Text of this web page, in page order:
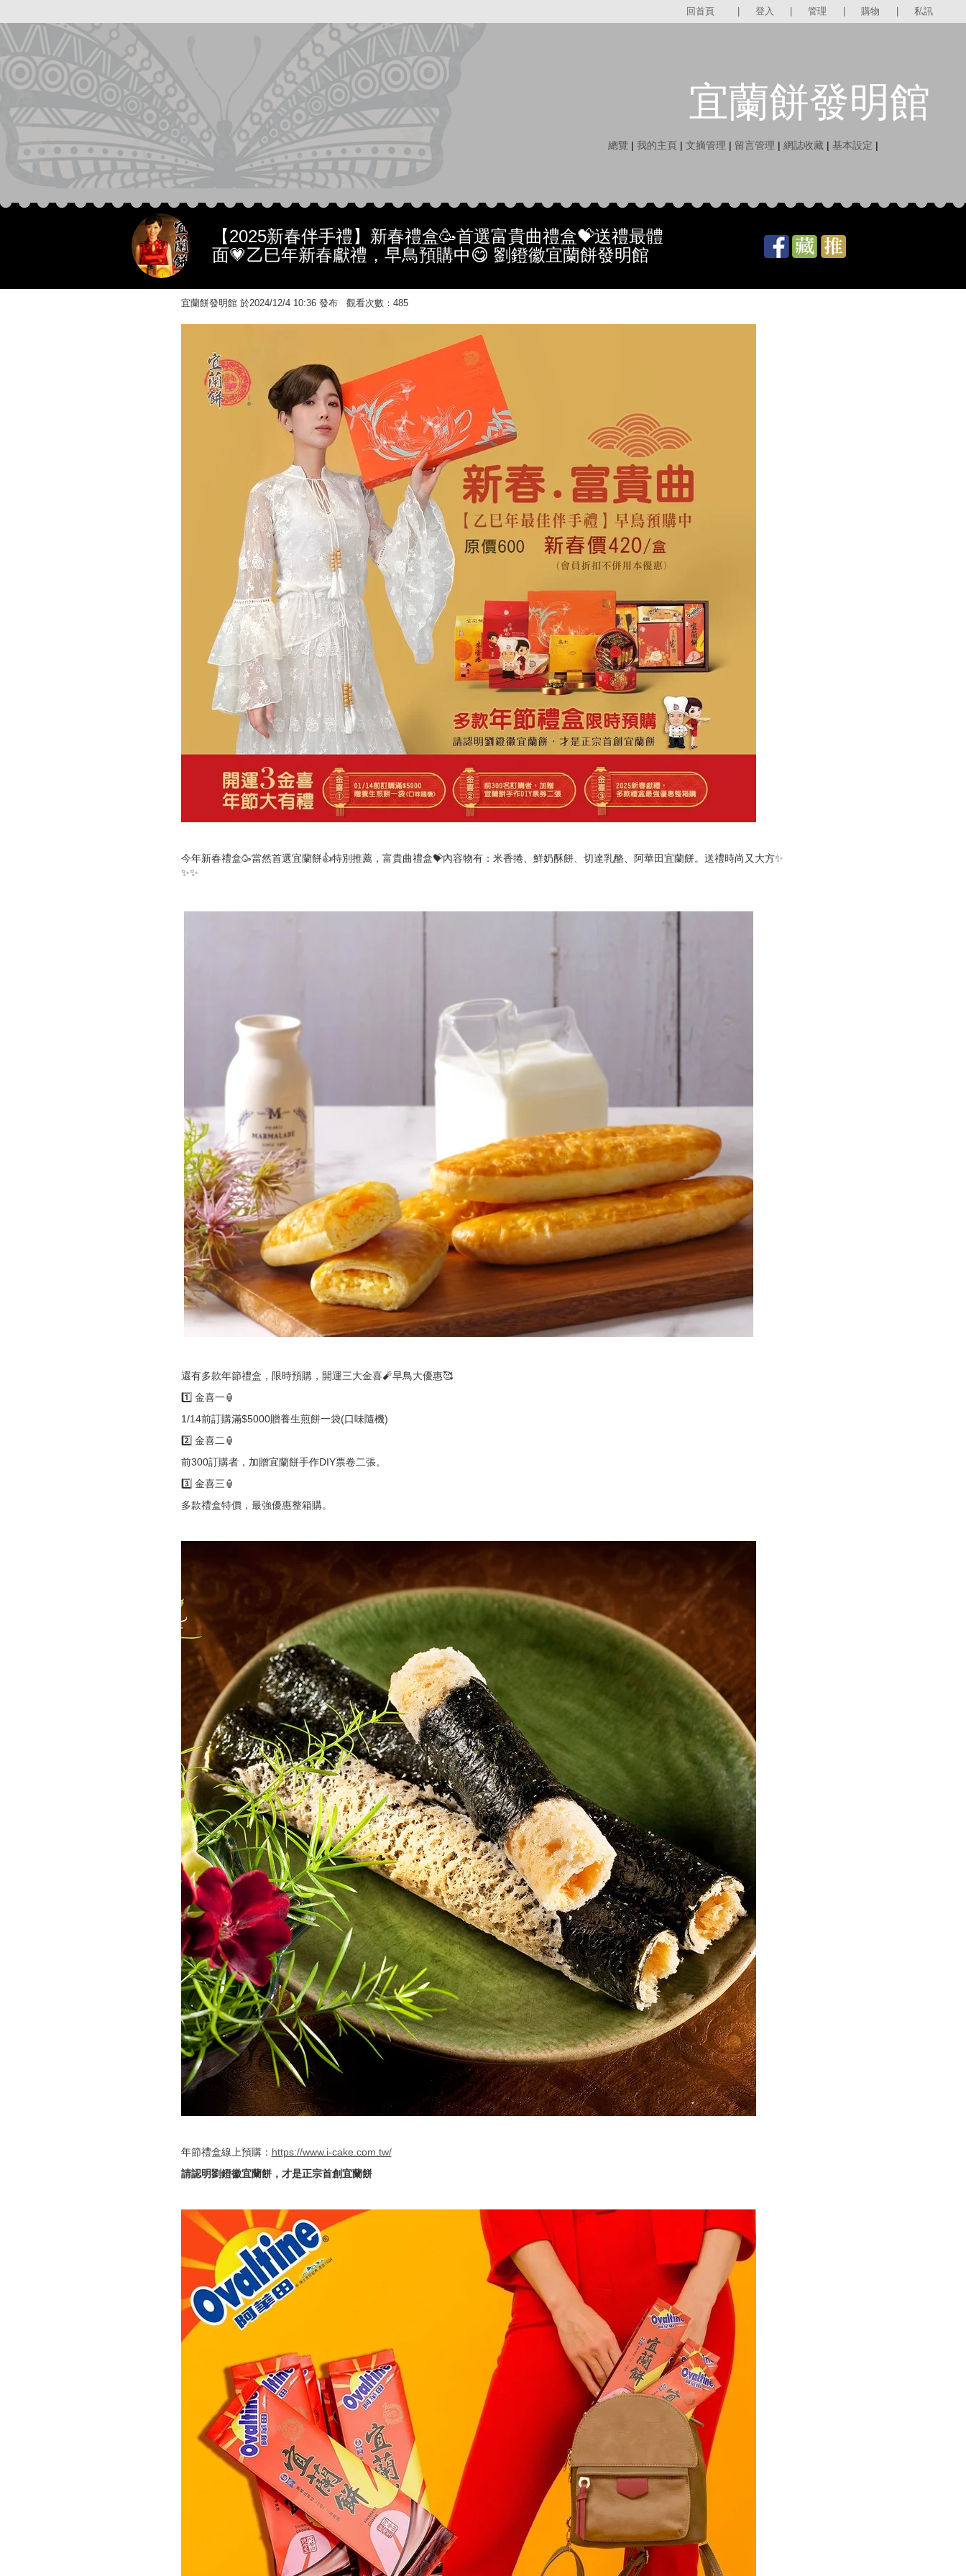
回首頁 登入 管理 購物 私訊
宜蘭餅發明館
總覽 | 我的主頁 | 文摘管理 | 留言管理 | 網誌收藏 | 基本設定 |
【2025新春伴手禮】新春禮盒🥳首選富貴曲禮盒💝送禮最體
面💗乙巳年新春獻禮，早鳥預購中😋 劉鐙徽宜蘭餅發明館
宜蘭餅發明館 於2024/12/4 10:36 發布 觀看次數：485
今年新春禮盒🥳當然首選宜蘭餅👍特別推薦，富貴曲禮盒💝內容物有：米香捲、鮮奶酥餅、切達乳酪、阿華田宜蘭餅。送禮時尚又大方✨
✨✨
還有多款年節禮盒，限時預購，開運三大金喜🧨早鳥大優惠🥰
1️⃣ 金喜一🏮
1/14前訂購滿$5000贈養生煎餅一袋(口味隨機)
2️⃣ 金喜二🏮
前300訂購者，加贈宜蘭餅手作DIY票卷二張。
3️⃣ 金喜三🏮
多款禮盒特價，最強優惠整箱購。
年節禮盒線上預購： https://www.i-cake.com.tw/
請認明劉鐙徽宜蘭餅，才是正宗首創宜蘭餅